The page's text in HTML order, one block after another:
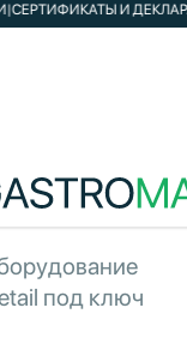
И
под ключ